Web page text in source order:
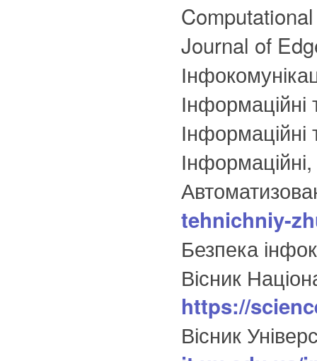
Journal of
Інформаційні
Інформаційні
tehnichniy-
Безпека
Вісник
https://
Вісник